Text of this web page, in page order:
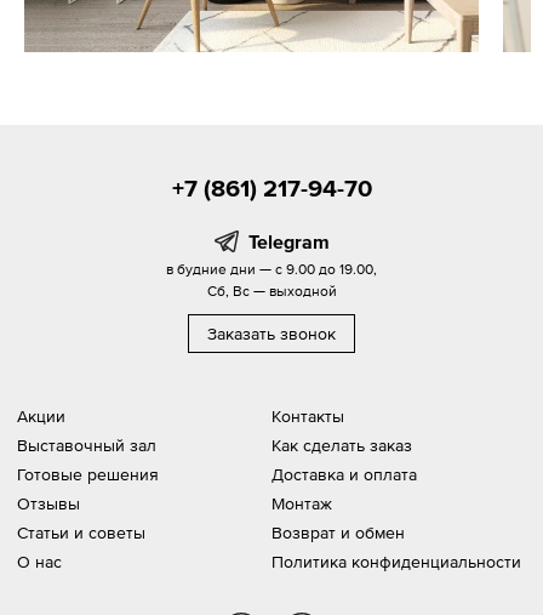
Акции
Выставочный зал
Готовые решения
Отзывы
Статьи и советы
О нас
Контакты
Как сделать заказ
Доставка и оплата
Монтаж
Возврат и обмен
Политика конфиденциальности
+7 (861) 217-94-70
Telegram
в будние дни — с 9.00 до 19.00,
Сб, Вс — выходной
Заказать звонок